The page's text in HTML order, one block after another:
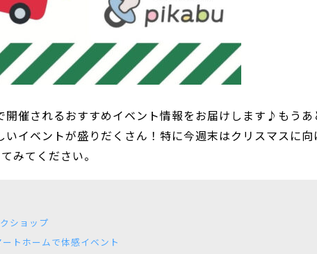
催されるおすすめイベント情報をお届けします♪もうあ
イベントが盛りだくさん！特に今週末はクリスマスに向
みてください。
ショップ
トホームで体感イベント